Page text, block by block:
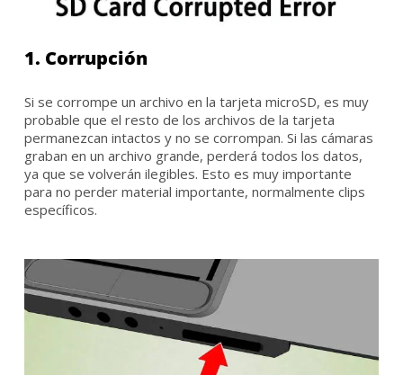
1. Corrupción
Si se corrompe un archivo en la tarjeta microSD, es muy
probable que el resto de los archivos de la tarjeta
permanezcan intactos y no se corrompan. Si las cámaras
graban en un archivo grande, perderá todos los datos,
ya que se volverán ilegibles. Esto es muy importante
para no perder material importante, normalmente clips
específicos.